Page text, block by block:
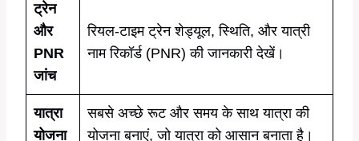
ट्रेन
और
PNR
जांच
रियल-टाइम ट्रेन शेड्यूल, स्थिति, और यात्री
नाम रिकॉर्ड (PNR) की जानकारी देखें।
यात्रा
योजना
सबसे अच्छे रूट और समय के साथ यात्रा की
योजना बनाएं, जो यात्रा को आसान बनाता है।